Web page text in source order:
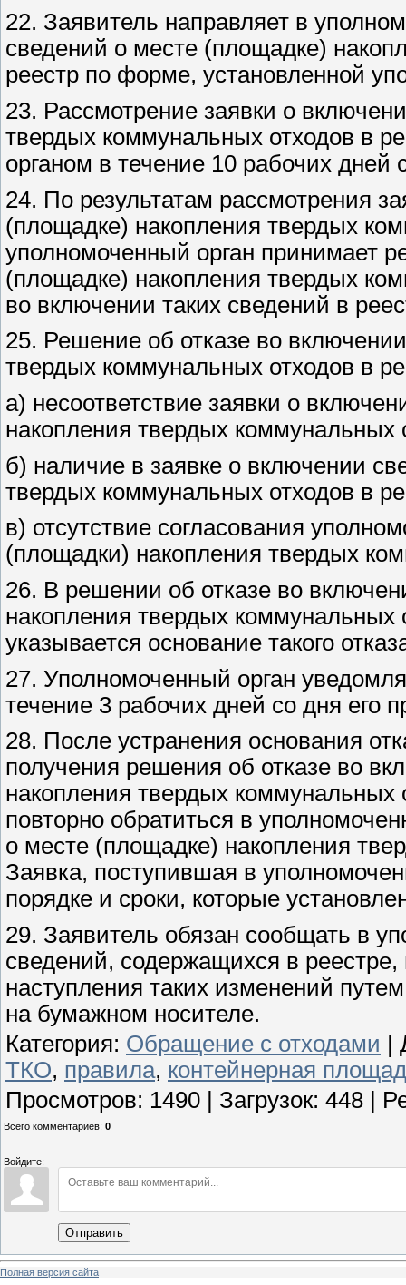
22. Заявитель направляет в
сведений о месте (площадке)
реестр по форме, установленной
23. Рассмотрение заявки о
твердых коммунальных отходов в
органом в течение 10 рабочих дней
24. По результатам рассмотрения
(площадке) накопления твердых
уполномоченный орган принимает
(площадке) накопления твердых
во включении таких сведений в
25. Решение об отказе во
твердых коммунальных отходов в
а) несоответствие заявки о
накопления твердых коммунальных
б) наличие в заявке о включении
твердых коммунальных отходов в
в) отсутствие согласования
(площадки) накопления твердых
26. В решении об отказе во
накопления твердых коммунальных
указывается основание такого
27. Уполномоченный орган
течение 3 рабочих дней со дня его
28. После устранения основания
получения решения об отказе во
накопления твердых коммунальных
повторно обратиться в
о месте (площадке) накопления
Заявка, поступившая в
порядке и сроки, которые
29. Заявитель обязан сообщать в
сведений, содержащихся в
наступления таких изменений
на бумажном носителе.
Категория: Обращение с отходами
ТКО, правила, контейнерная
Просмотров: 1490 Загрузок: 448
Всего комментариев: 0
Войдите:
Отправить
Полная версия сайта